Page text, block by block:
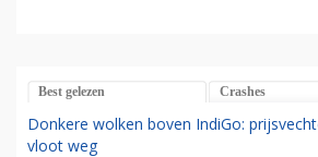
Best gelezen Crashes
Donkere wolken boven IndiGo:
vloot weg